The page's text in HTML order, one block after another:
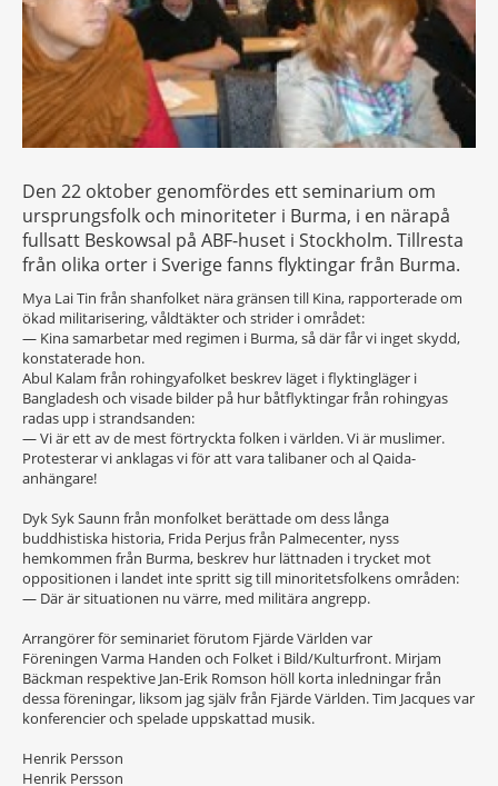
Den 22 oktober genomfördes ett seminarium om
ursprungsfolk och minoriteter i Burma, i en närapå
fullsatt Beskowsal på ABF-huset i Stockholm. Tillresta
från olika orter i Sverige fanns flyktingar från Burma.
Mya Lai Tin från shanfolket nära gränsen till Kina, rapporterade om
ökad militarisering, våldtäkter och strider i området:
— Kina samarbetar med regimen i Burma, så där får vi inget skydd,
konstaterade hon.
Abul Kalam från rohingyafolket beskrev läget i flyktingläger i
Bangladesh och visade bilder på hur båtflyktingar från rohingyas
radas upp i strandsanden:
— Vi är ett av de mest förtryckta folken i världen. Vi är muslimer.
Protesterar vi anklagas vi för att vara talibaner och al Qaida-
anhängare!
Dyk Syk Saunn från monfolket berättade om dess långa
buddhistiska historia, Frida Perjus från Palmecenter, nyss
hemkommen från Burma, beskrev hur lättnaden i trycket mot
oppositionen i landet inte spritt sig till minoritetsfolkens områden:
— Där är situationen nu värre, med militära angrepp.
Arrangörer för seminariet förutom Fjärde Världen var
Föreningen Varma Handen och Folket i Bild/Kulturfront. Mirjam
Bäckman respektive Jan-Erik Romson höll korta inledningar från
dessa föreningar, liksom jag själv från Fjärde Världen. Tim Jacques var
konferencier och spelade uppskattad musik.
Henrik Persson
Henrik Persson